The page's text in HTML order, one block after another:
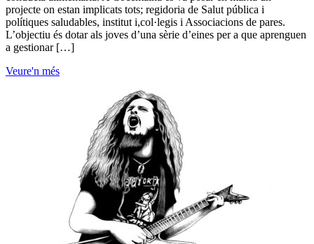
projecte on estan implicats tots; regidoria de Salut pública i
polítiques saludables, institut i,col·legis i Associacions de pares.
L’objectiu és dotar als joves d’una sèrie d’eines per a que aprenguen
a gestionar […]
Veure'n més